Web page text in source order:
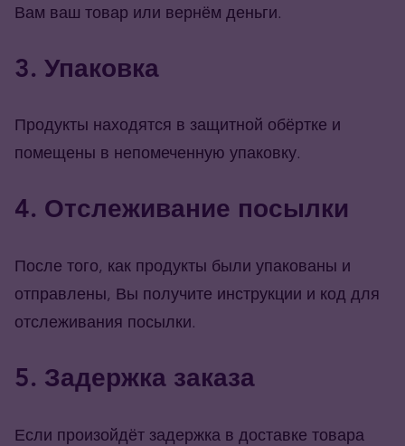
Вам ваш товар или вернём деньги.
3. Упаковка
Продукты находятся в защитной обёртке и
помещены в непомеченную упаковку.
4. Отслеживание посылки
После того, как продукты были упакованы и
отправлены, Вы получите инструкции и код для
отслеживания посылки.
5. Задержка заказа
Если произойдёт задержка в доставке товара